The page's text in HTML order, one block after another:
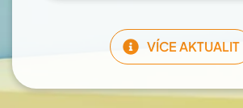
VÍCE AKTUALIT